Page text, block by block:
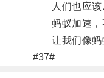
人们也应该从
蚂蚁加速，不
让我们像蚂
#37#